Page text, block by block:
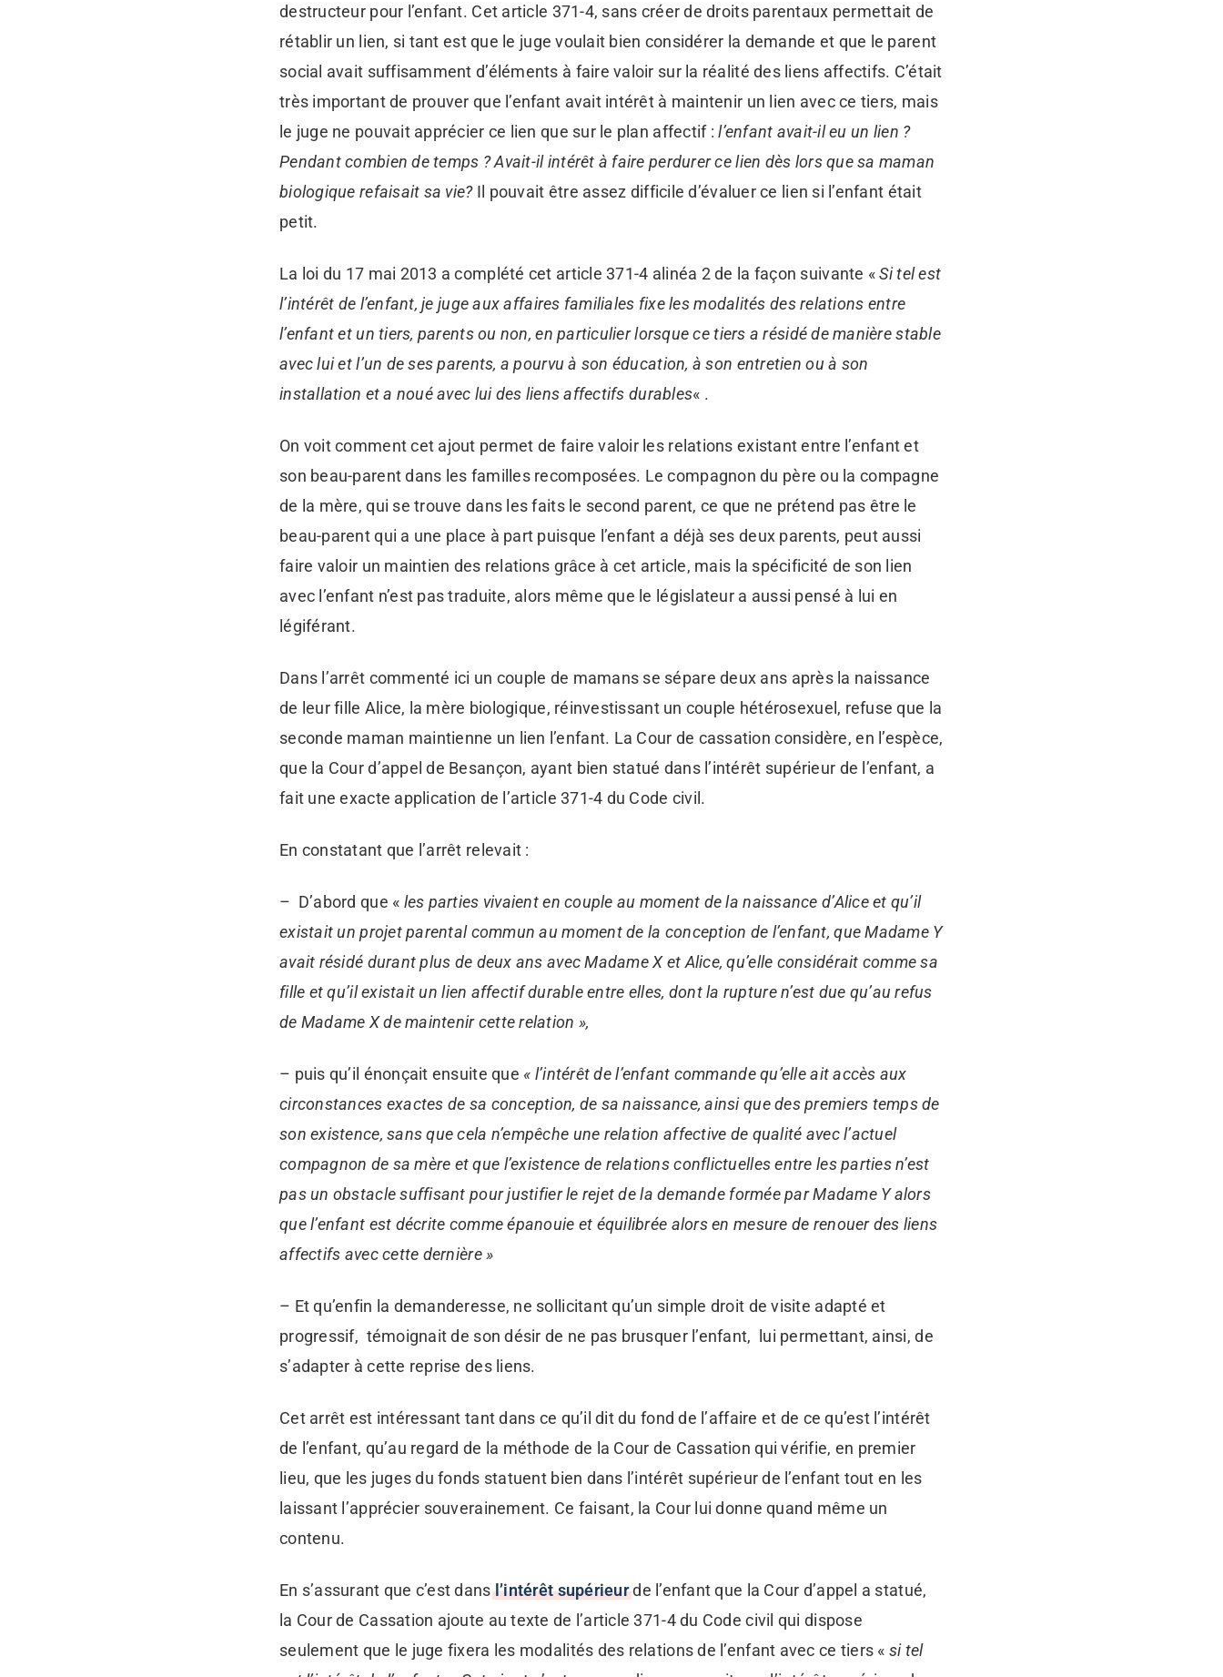
destructeur pour l’enfant. Cet article 371-4, sans créer de droits parentaux permettait de
rétablir un lien, si tant est que le juge voulait bien considérer la demande et que le parent
social avait suffisamment d’éléments à faire valoir sur la réalité des liens affectifs. C’était
très important de prouver que l’enfant avait intérêt à maintenir un lien avec ce tiers, mais
le juge ne pouvait apprécier ce lien que sur le plan affectif :l’enfant avait-il eu un lien ?
Pendant combien de temps ? Avait-il intérêt à faire perdurer ce lien dès lors que sa maman
biologique refaisait sa vie?Il pouvait être assez difficile d’évaluer ce lien si l’enfant était
petit.
La loi du 17 mai 2013 a complété cet article 371-4 alinéa 2 de la façon suivante «Si tel est
l’intérêt de l’enfant, je juge aux affaires familiales fixe les modalités des relations entre
l’enfant et un tiers, parents ou non, en particulier lorsque ce tiers a résidé de manière stable
avec lui et l’un de ses parents, a pourvu à son éducation, à son entretien ou à son
installation et a noué avec lui des liens affectifs durables« .
On voit comment cet ajout permet de faire valoir les relations existant entre l’enfant et
son beau-parent dans les familles recomposées. Le compagnon du père ou la compagne
de la mère, qui se trouve dans les faits le second parent, ce que ne prétend pas être le
beau-parent qui a une place à part puisque l’enfant a déjà ses deux parents, peut aussi
faire valoir un maintien des relations grâce à cet article, mais la spécificité de son lien
avec l’enfant n’est pas traduite, alors même que le législateur a aussi pensé à lui en
légiférant.
Dans l’arrêt commenté ici un couple de mamans se sépare deux ans après la naissance
de leur fille Alice, la mère biologique, réinvestissant un couple hétérosexuel, refuse que la
seconde maman maintienne un lien l’enfant. La Cour de cassation considère, en l’espèce,
que la Cour d’appel de Besançon, ayant bien statué dans l’intérêt supérieur de l’enfant, a
fait une exacte application de l’article 371-4 du Code civil.
En constatant que l’arrêt relevait :
– D’abord que « les parties vivaient en couple au moment de la naissance d’Alice et qu’il
existait un projet parental commun au moment de la conception de l’enfant, que Madame Y
avait résidé durant plus de deux ans avec Madame X et Alice, qu’elle considérait comme sa
fille et qu’il existait un lien affectif durable entre elles, dont la rupture n’est due qu’au refus
de Madame X de maintenir cette relation »,
– puis qu’il énonçait ensuite que« l’intérêt de l’enfant commande qu’elle ait accès aux
circonstances exactes de sa conception, de sa naissance, ainsi que des premiers temps de
son existence, sans que cela n’empêche une relation affective de qualité avec l’actuel
compagnon de sa mère et que l’existence de relations conflictuelles entre les parties n’est
pas un obstacle suffisant pour justifier le rejet de la demande formée par Madame Y alors
que l’enfant est décrite comme épanouie et équilibrée alors en mesure de renouer des liens
affectifs avec cette dernière »
– Et qu’enfin la demanderesse, ne sollicitant qu’un simple droit de visite adapté et
progressif, témoignait de son désir de ne pas brusquer l’enfant, lui permettant, ainsi, de
s’adapter à cette reprise des liens.
Cet arrêt est intéressant tant dans ce qu’il dit du fond de l’affaire et de ce qu’est l’intérêt
de l’enfant, qu’au regard de la méthode de la Cour de Cassation qui vérifie, en premier
lieu, que les juges du fonds statuent bien dans l’intérêt supérieur de l’enfant tout en les
laissant l’apprécier souverainement. Ce faisant, la Cour lui donne quand même un
contenu.
En s’assurant que c’est dansl’intérêt supérieurde l’enfant que la Cour d’appel a statué,
la Cour de Cassation ajoute au texte de l’article 371-4 du Code civil qui dispose
seulement que le juge fixera les modalités des relations de l’enfant avec ce tiers « si tel